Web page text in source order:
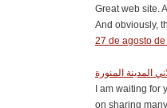
Great web site.
And obviously,
27 de agosto
المدينة المنورة
I am waiting
on sharing